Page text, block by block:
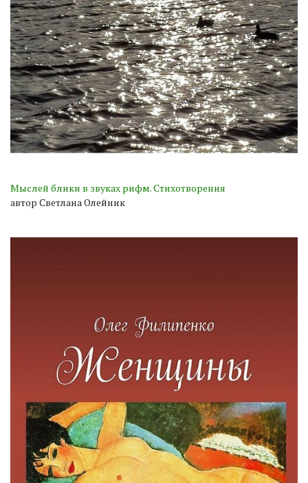
Мыслей блики в звуках рифм. Стихотворения
автор Светлана Олейник